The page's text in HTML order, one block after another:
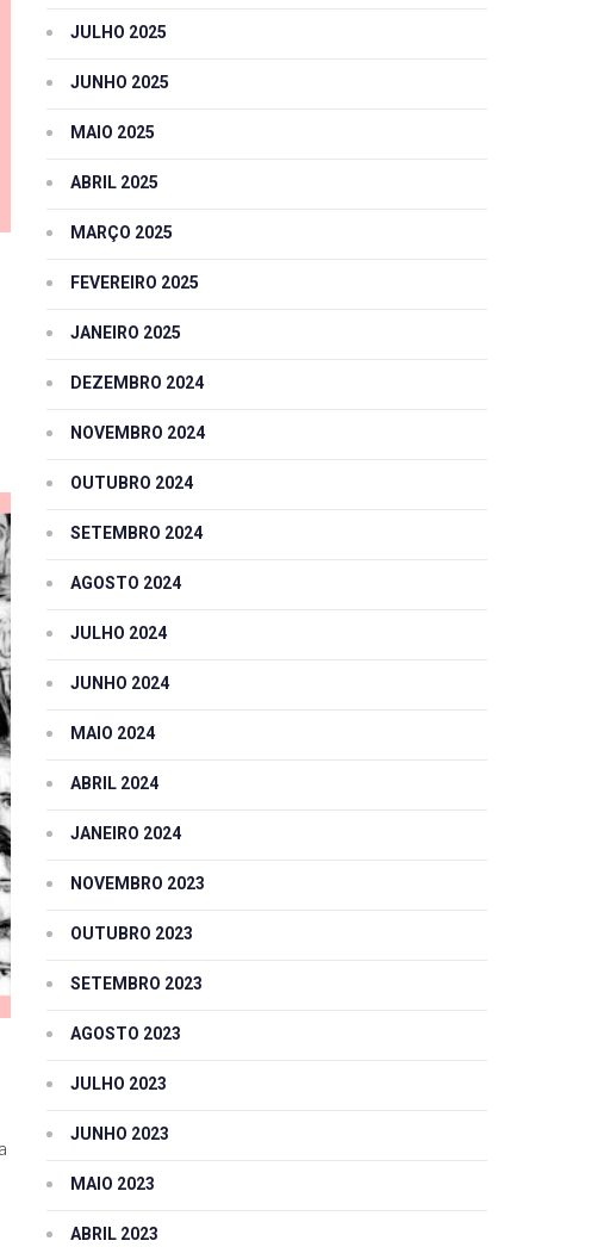
JULHO 2025
JUNHO 2025
MAIO 2025
ABRIL 2025
MARÇO 2025
FEVEREIRO 2025
JANEIRO 2025
DEZEMBRO 2024
NOVEMBRO 2024
OUTUBRO 2024
SETEMBRO 2024
AGOSTO 2024
JULHO 2024
JUNHO 2024
MAIO 2024
ABRIL 2024
JANEIRO 2024
NOVEMBRO 2023
OUTUBRO 2023
SETEMBRO 2023
AGOSTO 2023
JULHO 2023
JUNHO 2023
MAIO 2023
ABRIL 2023